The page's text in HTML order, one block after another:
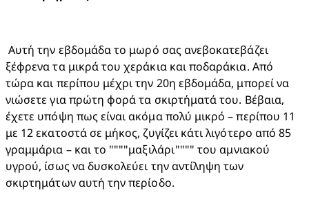
Αυτή την εβδομάδα το μωρό σας ανεβοκατεβάζει
ξέφρενα τα μικρά του χεράκια και ποδαράκια. Από
τώρα και περίπου μέχρι την 20η εβδομάδα, μπορεί να
νιώσετε για πρώτη φορά τα σκιρτήματά του. Βέβαια,
έχετε υπόψη πως είναι ακόμα πολύ μικρό – περίπου 11
με 12 εκατοστά σε μήκος, ζυγίζει κάτι λιγότερο από 85
γραμμάρια – και το """"μαξιλάρι"""" του αμνιακού
υγρού, ίσως να δυσκολεύει την αντίληψη των
σκιρτημάτων αυτή την περίοδο.